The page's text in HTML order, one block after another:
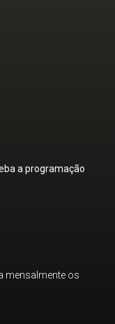
a programação
mensalmente os